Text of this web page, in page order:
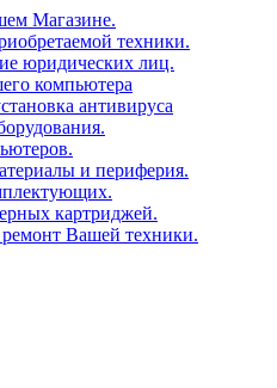
Магазине.
техники.
юридических лиц.
компьютера
антивируса
и периферия.
картриджей.
Вашей техники.